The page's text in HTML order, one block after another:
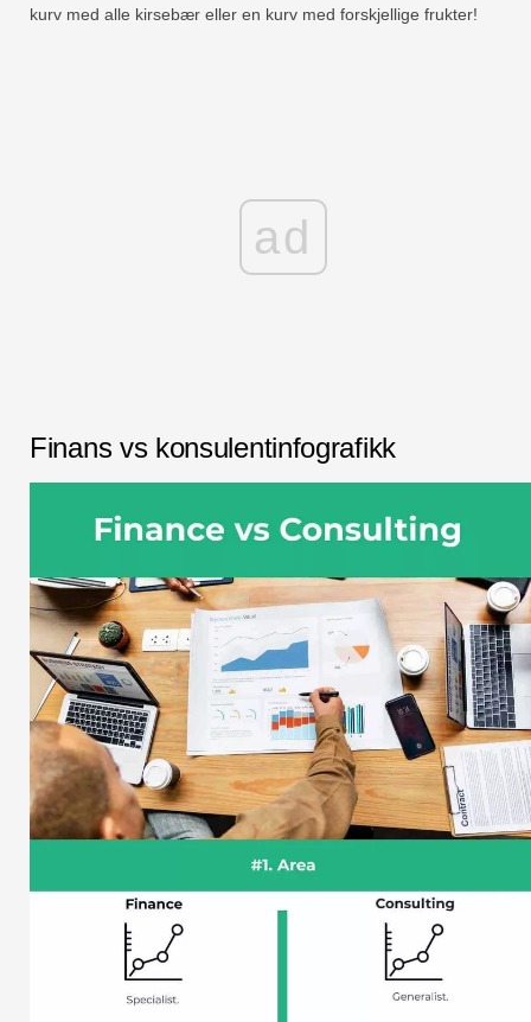
kurv med alle kirsebær eller en kurv med forskjellige frukter!
ad
Finans vs konsulentinfografikk